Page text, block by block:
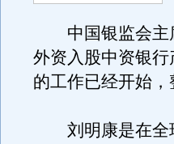
中国银监会主
外资入股中资银
的工作已经开始
刘明康是在全